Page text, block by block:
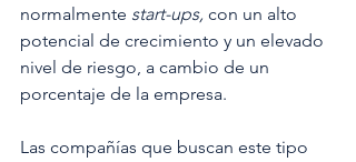
normalmente start-ups, con un alto
potencial de crecimiento y un elevado
nivel de riesgo, a cambio de un
porcentaje de la empresa.
Las compañías que buscan este tipo